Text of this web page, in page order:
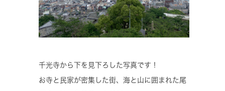
千光寺から下を見下ろした写真です！
お寺と民家が密集した街、海と山に囲まれた尾